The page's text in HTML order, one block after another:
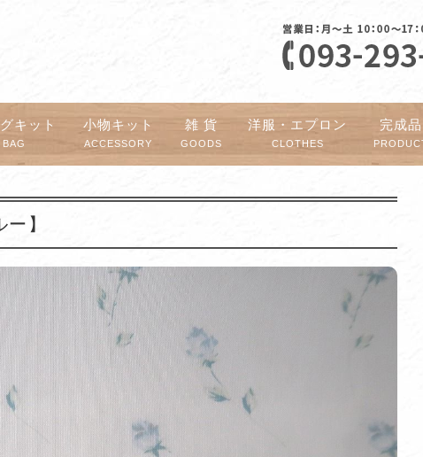
キット
BAG
小物キット
ACCESSORY
雑 貨
GOODS
洋服・エプロン
CLOTHES
完成品
】